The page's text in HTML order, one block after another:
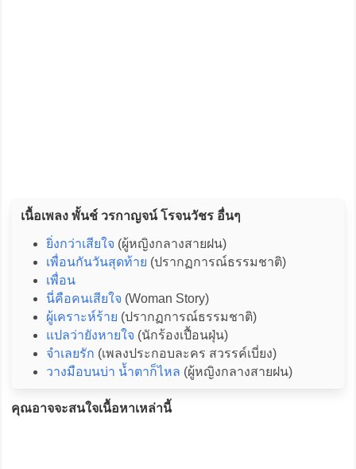
เนื้อเพลง พั้นช์ วรกาญจน์ โรจนวัชร อื่นๆ
ยิ่งกว่าเสียใจ (ผู้หญิงกลางสายฝน)
เพื่อนกันวันสุดท้าย (ปรากฏการณ์ธรรมชาติ)
เพื่อน
นี่คือคนเสียใจ (Woman Story)
ผู้เคราะห์ร้าย (ปรากฏการณ์ธรรมชาติ)
แปลว่ายังหายใจ (นักร้องเปื้อนฝุ่น)
จำเลยรัก (เพลงประกอบละคร สวรรค์เบี่ยง)
วางมือบนบ่า น้ำตาก็ไหล (ผู้หญิงกลางสายฝน)
คุณอาจจะสนใจเนื้อหาเหล่านี้